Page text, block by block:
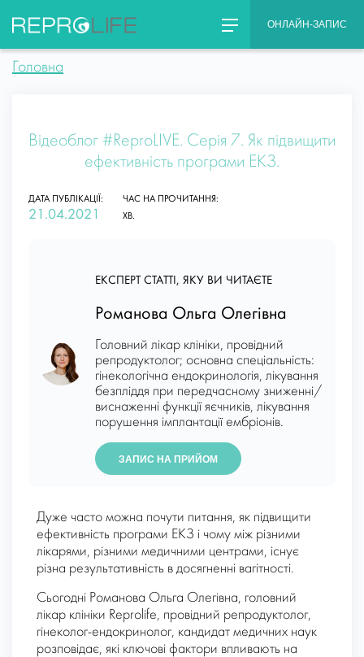
content
ОНЛАЙН-ЗАПИС
Головна
Відеоблог #ReproLIVE. Серія 7. Як підвищити
ефективність програми ЕКЗ.
ДАТА ПУБЛІКАЦІЇ:
21.04.2021
ЧАС НА ПРОЧИТАННЯ:
ХВ.
ЕКСПЕРТ СТАТТІ, ЯКУ ВИ ЧИТАЄТЕ
Романова Ольга Олегівна
Головний лікар клініки, провідний
репродуктолог; основна спеціальність:
гінекологічна ендокринологія, лікування
безпліддя при передчасному зниженні/
виснаженні функції яєчників, лікування
порушення імплантації ембріонів.
ЗАПИС НА ПРИЙОМ
Дуже часто можна почути питання, як підвищити
ефективність програми ЕКЗ і чому між різними
лікарями, різними медичними центрами, існує
різна результативність в досягненні вагітності.
Сьогодні Романова Ольга Олегівна, головний
лікар клініки Reprolife, провідний репродуктолог,
гінеколог-ендокринолог, кандидат медичних наук
розповідає, які ключові фактори впливають на